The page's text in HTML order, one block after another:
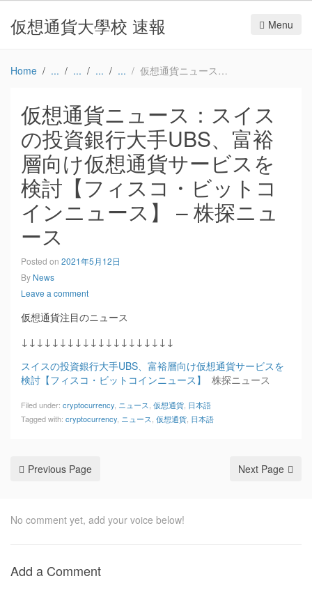
仮想通貨大學校 速報 Menu
Home 仮想通貨ニュース：スイスの投資銀行大手UBS、富裕層向け仮想通貨サービスを検討【フィスコ・ビットコインニュース】 – 株探ニュース
仮想通貨ニュース：スイス
の投資銀行大手UBS、富裕
層向け仮想通貨サービスを
検討【フィスコ・ビットコ
インニュース】 – 株探ニュ
ース
Posted on 2021年5月12日
By News
Leave a comment
仮想通貨注目のニュース
↓↓↓↓↓↓↓↓↓↓↓↓↓↓↓↓↓↓↓↓
スイスの投資銀行大手UBS、富裕層向け仮想通貨サービスを
検討【フィスコ・ビットコインニュース】
株探ニュース
Filed under: cryptocurrency ニュース 仮想通貨 日本語
Tagged with: cryptocurrency ニュース 仮想通貨 日本語
Previous Page Next Page
No comment yet, add your voice below!
Add a Comment